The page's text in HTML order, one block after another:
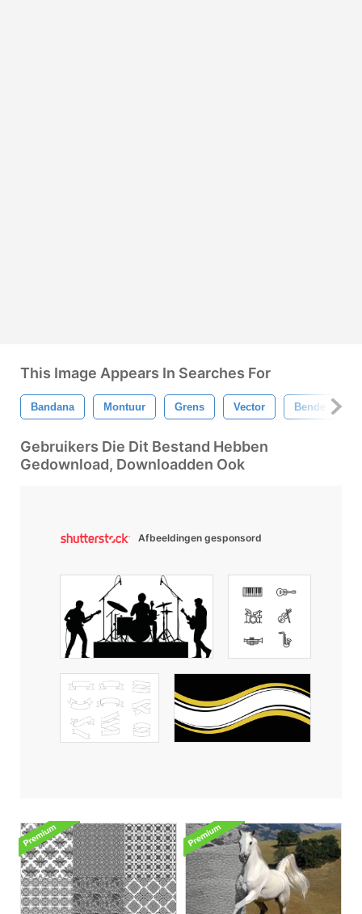
This Image Appears In Searches For
Bandana Montuur Grens Vector Bende
Gebruikers Die Dit Bestand Hebben
Gedownload, Downloadden Ook
Afbeeldingen gesponsord